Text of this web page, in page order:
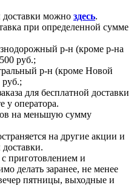
можно здесь.
при определенной сумме
р-н (кроме р-на
руб.;
р-н (кроме Новой
для бесплатной доставки
у оператора.
на меньшую сумму
на другие акции и
приготовлением и
делать заранее, не менее
пятницы, выходные и